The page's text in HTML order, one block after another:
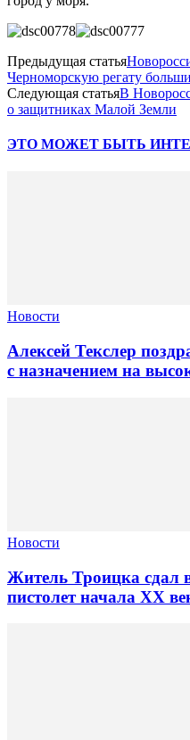
Предыдущая статья
Черноморскую регату
Следующая статьяВ
о защитниках Малой Земли
ЭТО МОЖЕТ БЫТЬ
Новости
Алексей Текслер
с назначением на
Новости
Житель Троицка сдал
пистолет начала XX